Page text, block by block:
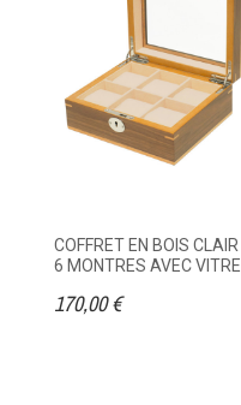
COFFRET EN BOIS CLAIR
6 MONTRES AVEC VITRE
170,00 €